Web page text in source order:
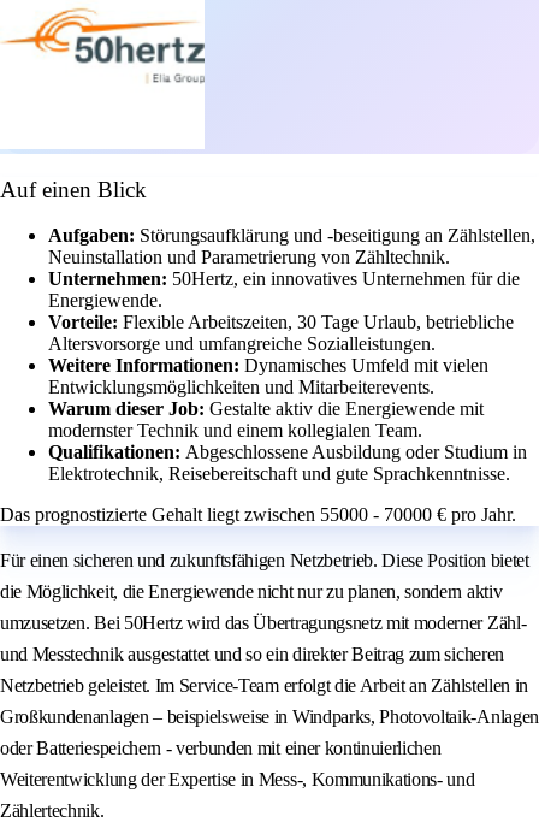
Auf einen Blick
Aufgaben: Störungsaufklärung und -beseitigung an Zählstellen,
Neuinstallation und Parametrierung von Zähltechnik.
Unternehmen: 50Hertz, ein innovatives Unternehmen für die
Energiewende.
Vorteile: Flexible Arbeitszeiten, 30 Tage Urlaub, betriebliche
Altersvorsorge und umfangreiche Sozialleistungen.
Weitere Informationen: Dynamisches Umfeld mit vielen
Entwicklungsmöglichkeiten und Mitarbeiterevents.
Warum dieser Job: Gestalte aktiv die Energiewende mit
modernster Technik und einem kollegialen Team.
Qualifikationen: Abgeschlossene Ausbildung oder Studium in
Elektrotechnik, Reisebereitschaft und gute Sprachkenntnisse.
Das prognostizierte Gehalt liegt zwischen 55000 - 70000 € pro Jahr.
Für einen sicheren und zukunftsfähigen Netzbetrieb. Diese Position bietet
die Möglichkeit, die Energiewende nicht nur zu planen, sondern aktiv
umzusetzen. Bei 50Hertz wird das Übertragungsnetz mit moderner Zähl-
und Messtechnik ausgestattet und so ein direkter Beitrag zum sicheren
Netzbetrieb geleistet. Im Service-Team erfolgt die Arbeit an Zählstellen in
Großkundenanlagen – beispielsweise in Windparks, Photovoltaik-Anlagen
oder Batteriespeichern - verbunden mit einer kontinuierlichen
Weiterentwicklung der Expertise in Mess-, Kommunikations- und
Zählertechnik.